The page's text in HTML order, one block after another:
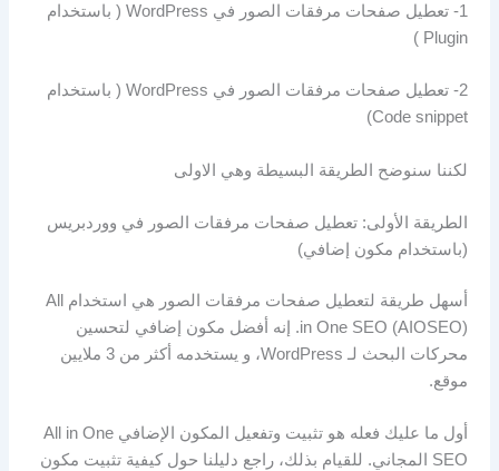
1- تعطيل صفحات مرفقات الصور في WordPress ( باستخدام
Plugin )
2- تعطيل صفحات مرفقات الصور في WordPress ( باستخدام
Code snippet)
لكننا سنوضح الطريقة البسيطة وهي الاولى
الطريقة الأولى: تعطيل صفحات مرفقات الصور في ووردبريس
(باستخدام مكون إضافي)
أسهل طريقة لتعطيل صفحات مرفقات الصور هي استخدام All
in One SEO (AIOSEO). إنه أفضل مكون إضافي لتحسين
محركات البحث لـ WordPress، و يستخدمه أكثر من 3 ملايين
موقع.
أول ما عليك فعله هو تثبيت وتفعيل المكون الإضافي All in One
SEO المجاني. للقيام بذلك، راجع دليلنا حول كيفية تثبيت مكون